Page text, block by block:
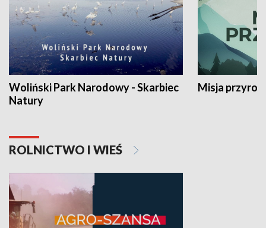
Woliński Park Narodowy - Skarbiec
Natury
Misja
ROLNICTWO I WIEŚ